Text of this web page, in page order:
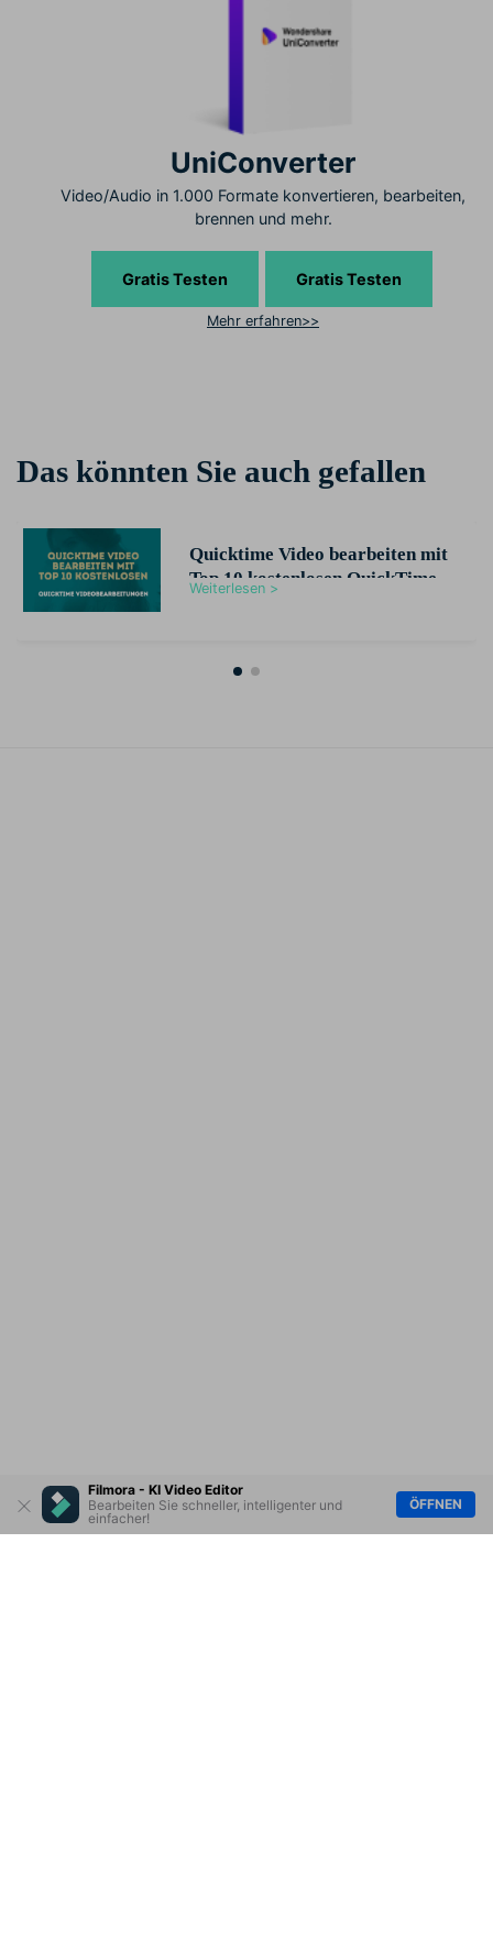
Filmora - KI Video Editor
Bearbeiten Sie schneller, intelligenter und
einfacher!
ÖFFNEN
UniConverter
Video/Audio in 1.000 Formate konvertieren, bearbeiten,
brennen und mehr.
Gratis Testen Gratis Testen
Mehr erfahren>>
Das könnten Sie auch gefallen
Quicktime Video bearbeiten mit
Top 10 kostenlosen QuickTime
Weiterlesen >